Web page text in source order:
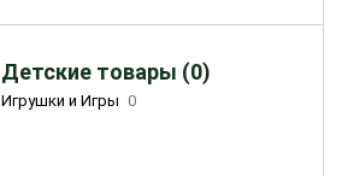
Детские товары (0)
Игрушки и Игры 0